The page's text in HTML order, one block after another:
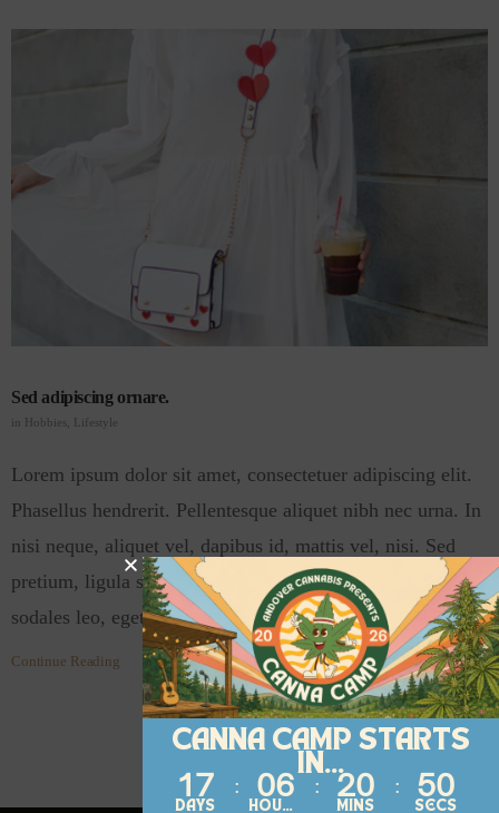
Sed adipiscing ornare.
in Hobbies, Lifestyle
Lorem ipsum dolor sit amet, consectetuer adipiscing elit.
Phasellus hendrerit. Pellentesque aliquet nibh nec urna. In
nisi neque, aliquet vel, dapibus id, mattis vel, nisi. Sed
pretium, ligula sollicitudin laoreet viverra, tortor libero
sodales leo, eget blandit nunc tortor eu…
Continue Reading
CANNA CAMP STARTS
IN...
17
DAYS
06
HOURS
20
MINS
50
SECS